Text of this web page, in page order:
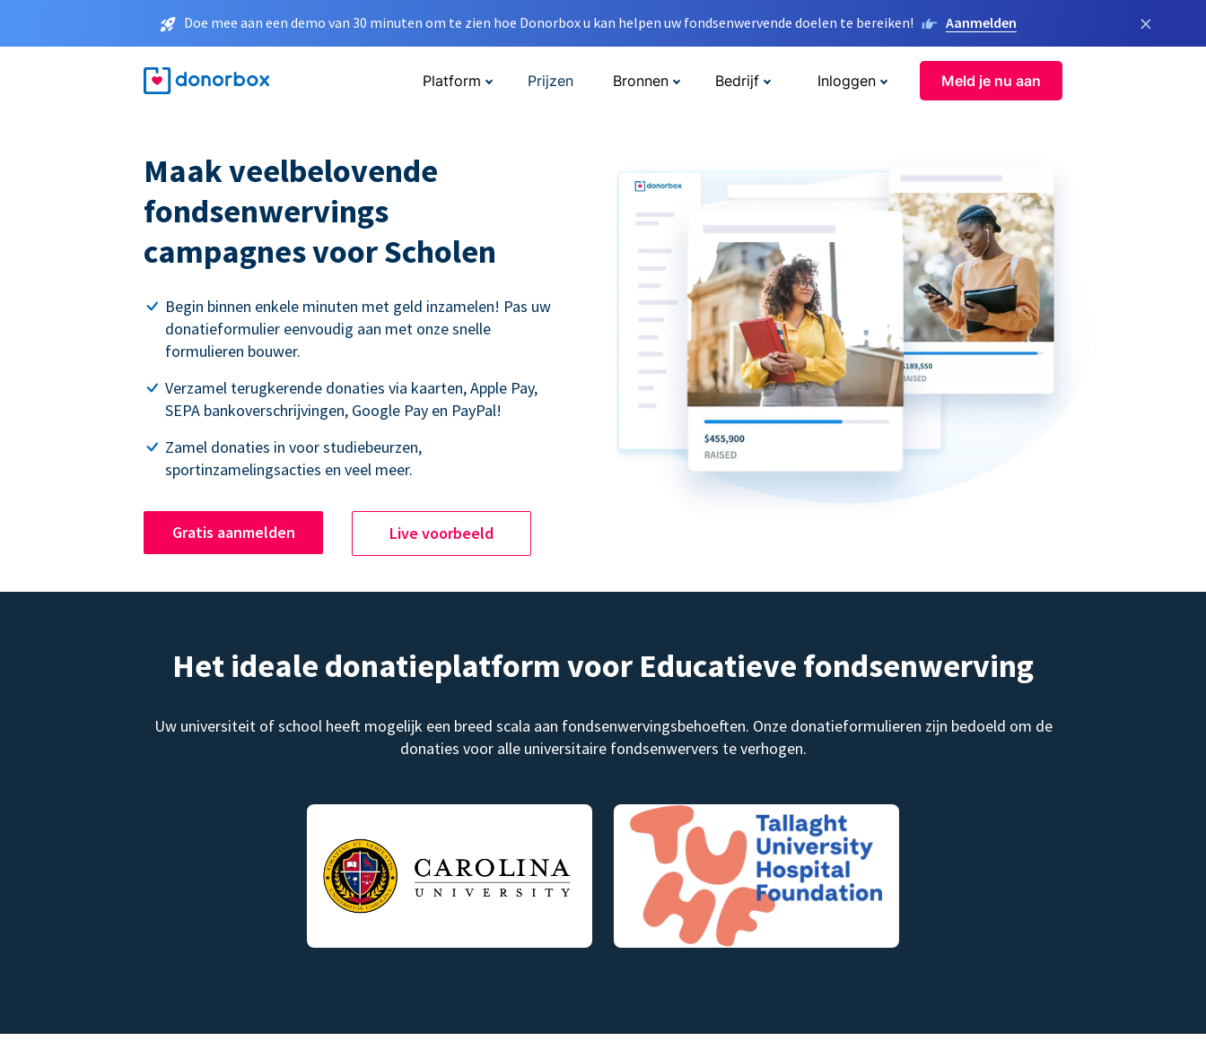
Doe mee aan een demo van 30 minuten om te zien hoe Donorbox u kan helpen uw fondsenwervende doelen te bereiken! Aanmelden ×
Platform Prijzen Bronnen Bedrijf Inloggen Meld je nu aan
Maak veelbelovende
fondsenwervings
campagnes voor Scholen
Begin binnen enkele minuten met geld inzamelen! Pas uw
donatieformulier eenvoudig aan met onze snelle
formulieren bouwer.
Verzamel terugkerende donaties via kaarten, Apple Pay,
SEPA bankoverschrijvingen, Google Pay en PayPal!
Zamel donaties in voor studiebeurzen,
sportinzamelingsacties en veel meer.
Gratis aanmelden Live voorbeeld
Het ideale donatieplatform voor Educatieve fondsenwerving
Uw universiteit of school heeft mogelijk een breed scala aan fondsenwervingsbehoeften. Onze donatieformulieren zijn bedoeld om de
donaties voor alle universitaire fondsenwervers te verhogen.